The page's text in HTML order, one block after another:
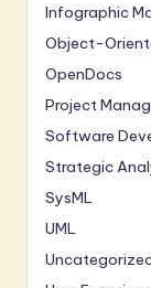
Infographic
Object-
OpenDocs
Project
Software
Strategic
SysML
UML